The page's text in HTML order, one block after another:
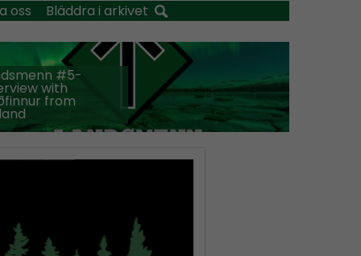
oss Bläddra i arkivet
#5-
with
from